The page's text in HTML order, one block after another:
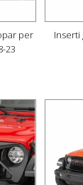
per
23
Inserti